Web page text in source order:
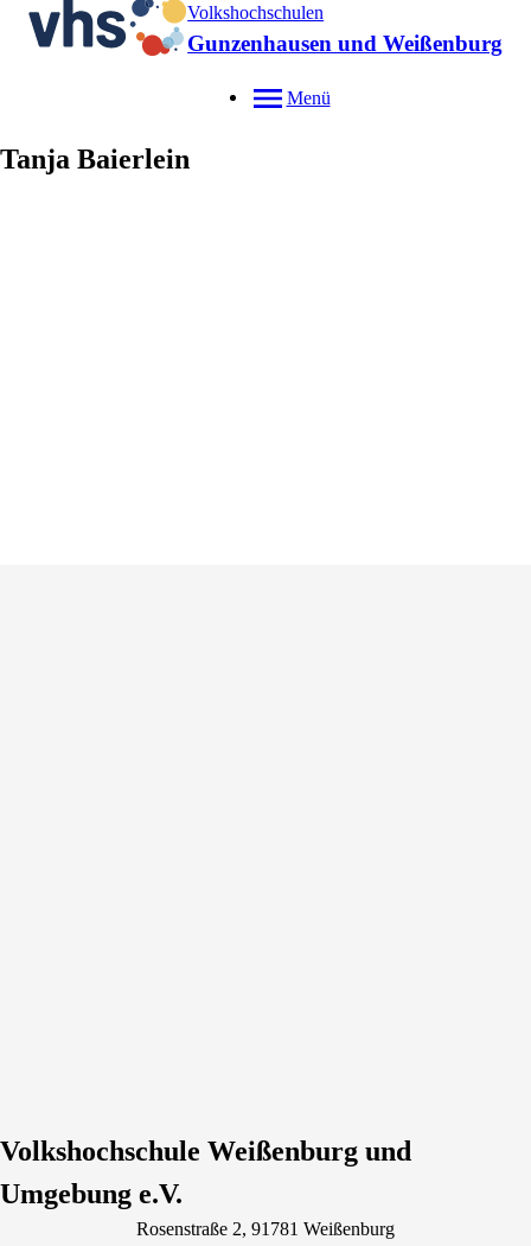
Volkshochschulen
Gunzenhausen und Weißenburg
Menü
Tanja Baierlein
Volkshochschule Weißenburg und
Umgebung e.V.
Rosenstraße2, 91781 Weißenburg